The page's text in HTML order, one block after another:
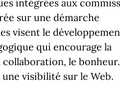
intégrées aux
sur une démarche
visent le
qui encourage la
le
visibilité sur le Web.